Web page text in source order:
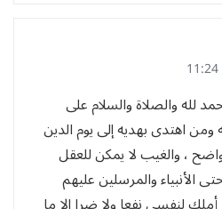
لله والصلاة والسلام على
اهتدى بهديه إلى يوم الدين
، والغيب لا يمكن للعقل
الأنبياء والمرسلين عليهم